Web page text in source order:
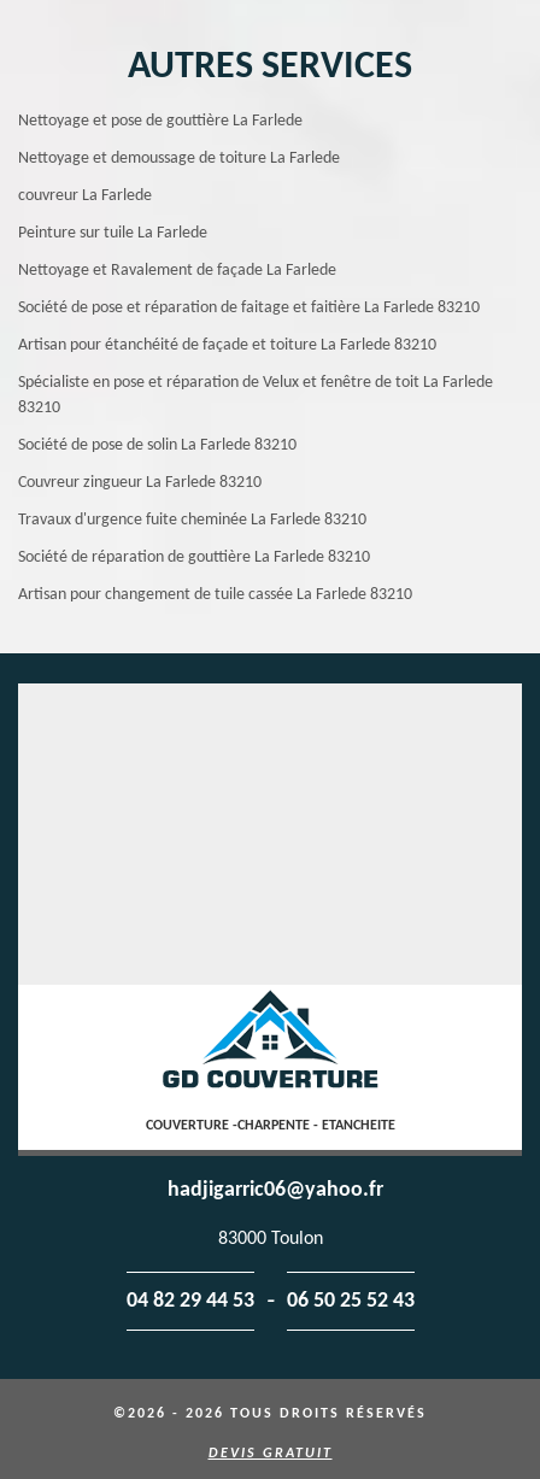
AUTRES SERVICES
Nettoyage et pose de gouttière La Farlede
Nettoyage et demoussage de toiture La Farlede
couvreur La Farlede
Peinture sur tuile La Farlede
Nettoyage et Ravalement de façade La Farlede
Société de pose et réparation de faitage et faitière La Farlede 83210
Artisan pour étanchéité de façade et toiture La Farlede 83210
Spécialiste en pose et réparation de Velux et fenêtre de toit La Farlede
83210
Société de pose de solin La Farlede 83210
Couvreur zingueur La Farlede 83210
Travaux d'urgence fuite cheminée La Farlede 83210
Société de réparation de gouttière La Farlede 83210
Artisan pour changement de tuile cassée La Farlede 83210
COUVERTURE -CHARPENTE - ETANCHEITE
hadjigarric06@yahoo.fr
83000 Toulon
04 82 29 44 53 - 06 50 25 52 43
©2026 - 2026 TOUS DROITS RÉSERVÉS
DEVIS GRATUIT